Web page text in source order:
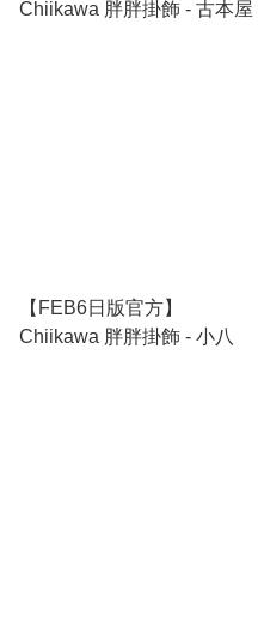
Chiikawa 胖胖掛飾 - 古本屋
【FEB6日版官方】
Chiikawa 胖胖掛飾 - 小八